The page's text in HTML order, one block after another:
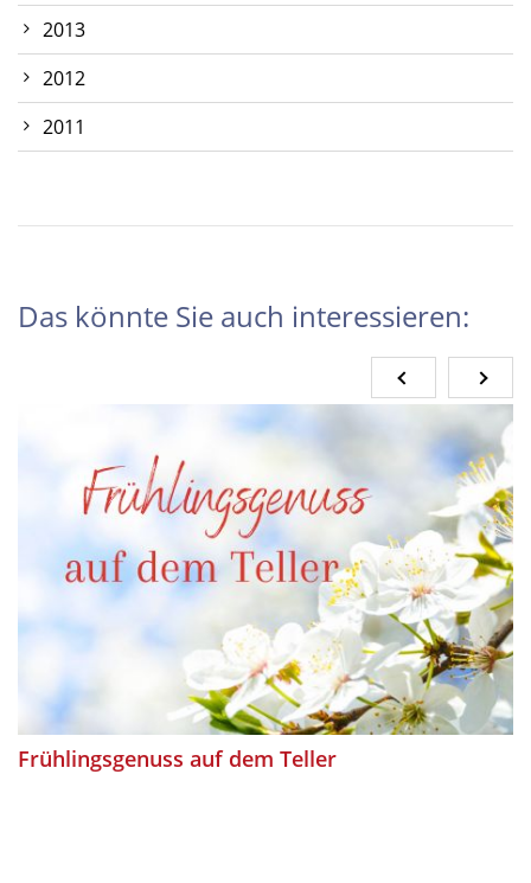
2013
2012
2011
Das könnte Sie auch interessieren:
Frühlingsgenuss auf dem Teller